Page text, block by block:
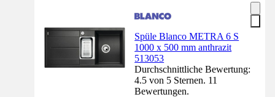
Spüle Blanco METRA 6 S
1000 x 500 mm anthrazit
513053
Durchschnittliche Bewertung:
4.5 von 5 Sternen. 11
Bewertungen.